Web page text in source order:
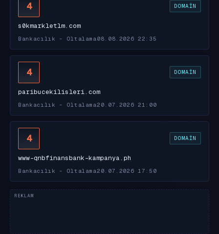
4 DOMAIN
s0kmarkletlm.com
Bankacılık - Oltalama 08.08.2026 22:35
4 DOMAIN
paribucekilisleri.com
Bankacılık - Oltalama20.07.2026 21:00
4 DOMAIN
www-qnbfinansbank-kampanya.ph
Bankacılık - Oltalama20.07.2026 17:50